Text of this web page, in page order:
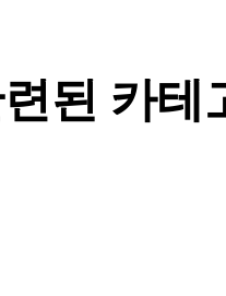
된 카테